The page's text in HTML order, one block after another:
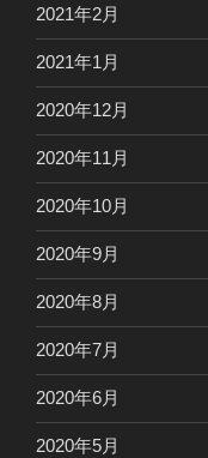
2021年2月
2021年1月
2020年12月
2020年11月
2020年10月
2020年9月
2020年8月
2020年7月
2020年6月
2020年5月